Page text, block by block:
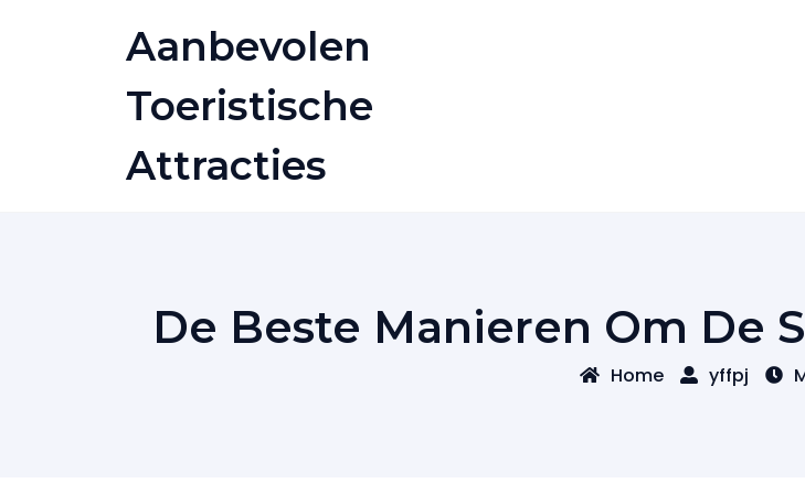
Aanbevolen
Toeristische
Attracties
De Beste Manieren Om De
Home yffpj